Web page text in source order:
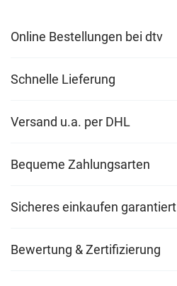
Online Bestellungen bei dtv
Schnelle Lieferung
Versand u.a. per DHL
Bequeme Zahlungsarten
Sicheres einkaufen garantiert
Bewertung & Zertifizierung